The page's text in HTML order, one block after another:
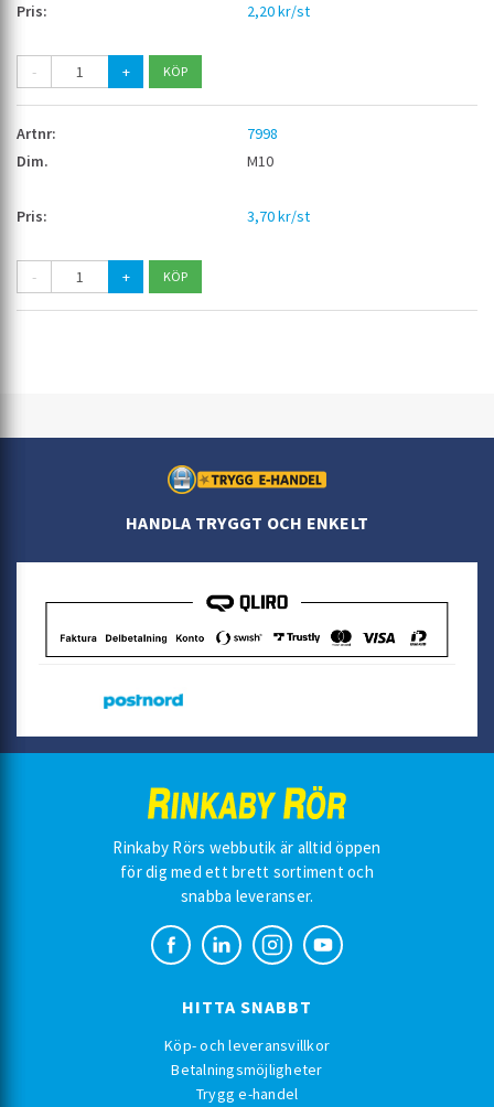
2,20 kr/st
- +
7998
M10
3,70 kr/st
- +
HANDLA TRYGGT OCH ENKELT
Rinkaby Rörs webbutik är alltid öppen
för dig med ett brett sortiment och
snabba leveranser.
HITTA SNABBT
Köp- och leveransvillkor
Betalningsmöjligheter
Trygg e-handel